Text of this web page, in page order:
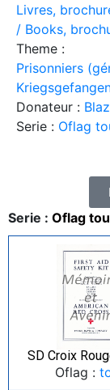
Livres,
/ Books,
Theme :
Prisonniers
Donateur :
Serie : Oflag
Serie : Oflag
SD Croix
Oflag :